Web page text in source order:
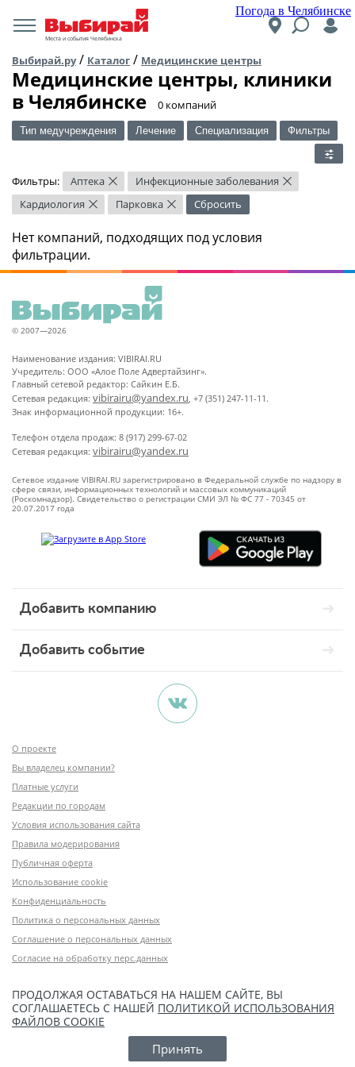
Погода в Челябинске
Места и события Челябинска
Выбирай.ру/ Каталог / Медицинские центры
Медицинские центры, клиники
в Челябинске
​0 компаний
Тип медучреждения Лечение Специализация Фильтры
Фильтры: Аптека × Инфекционные заболевания ×
Кардиология × Парковка × Сбросить
Нет компаний, подходящих под условия
фильтрации.
© 2007—2026
Наименование издания: VIBIRAI.RU
Учредитель: ООО «Алое Поле Адвертайзинг».
Главный сетевой редактор: Сайкин Е.Б.
Сетевая редакция: vibirairu@yandex.ru, +7 (351) 247-11-11.
Знак информационной продукции: 16+.
Телефон отдела продаж: 8 (917) 299-67-02
Сетевая редакция: vibirairu@yandex.ru
Сетевое издание VIBIRAI.RU зарегистрировано в Федеральной службе по надзору в
сфере связи, информационных технологий и массовых коммуникаций
(Роскомнадзор). Свидетельство о регистрации СМИ ЭЛ № ФС 77 - 70345 от
20.07.2017 года
Добавить компанию
Добавить событие
О проекте
Вы владелец компании?
Платные услуги
Редакции по городам
Условия использования сайта
Правила модерирования
Публичная оферта
Использование cookie
Конфиденциальность
Политика о персональных данных
Соглашение о персональных данных
Согласие на обработку перс.данных
ПРОДОЛЖАЯ ОСТАВАТЬСЯ НА НАШЕМ САЙТЕ, ВЫ
СОГЛАШАЕТЕСЬ С НАШЕЙ ПОЛИТИКОЙ ИСПОЛЬЗОВАНИЯ
ФАЙЛОВ COOKIE
Принять